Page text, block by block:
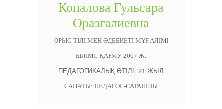
Копалова Гульсара
Оразгалиевна
ОРЫС ТІЛІ МЕН ӘДЕБИЕТІ МҰҒАЛІМІ
БІЛІМІ: ҚАРМУ 2007 Ж.
ПЕДАГОГИКАЛЫҚ ӨТІЛІ: 21 ЖЫЛ
САНАТЫ: ПЕДАГОГ-САРАПШЫ